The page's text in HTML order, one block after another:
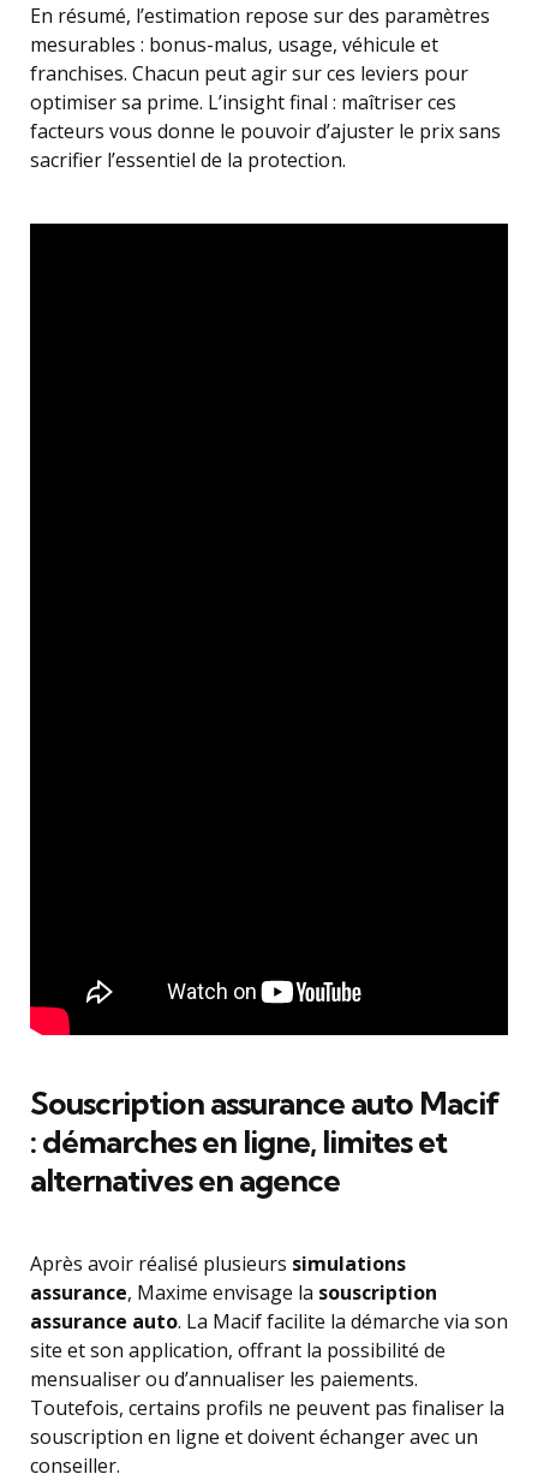
En résumé, l’estimation repose sur des paramètres
mesurables : bonus-malus, usage, véhicule et
franchises. Chacun peut agir sur ces leviers pour
optimiser sa prime. L’insight final : maîtriser ces
facteurs vous donne le pouvoir d’ajuster le prix sans
sacrifier l’essentiel de la protection.
Souscription assurance auto Macif
: démarches en ligne, limites et
alternatives en agence
Après avoir réalisé plusieurs simulations
assurance, Maxime envisage la souscription
assurance auto. La Macif facilite la démarche via son
site et son application, offrant la possibilité de
mensualiser ou d’annualiser les paiements.
Toutefois, certains profils ne peuvent pas finaliser la
souscription en ligne et doivent échanger avec un
conseiller.